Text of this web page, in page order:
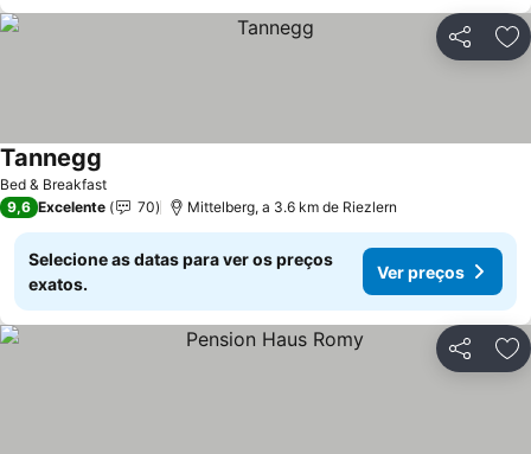
Partilhar
Bed & Breakfast
Tannegg
9,6 Excelente 70 Mittelberg, a 3.6 km de Riezlern
Selecione as datas para ver os preços
exatos.
Ver preços
Partilhar